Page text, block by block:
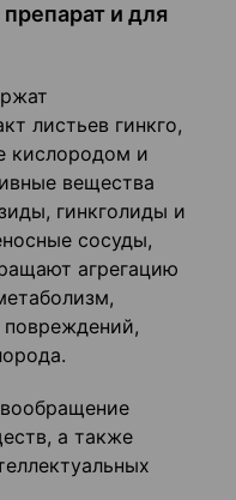
и для
листьев гинкго,
кислородом и
вещества
гинкголиды и
сосуды,
агрегацию
а также